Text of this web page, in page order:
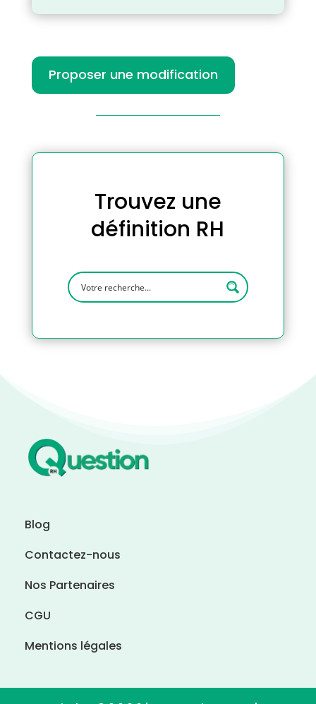
Proposer une modification
Trouvez une
définition RH
Blog
Contactez-nous
Nos Partenaires
CGU
Mentions légales